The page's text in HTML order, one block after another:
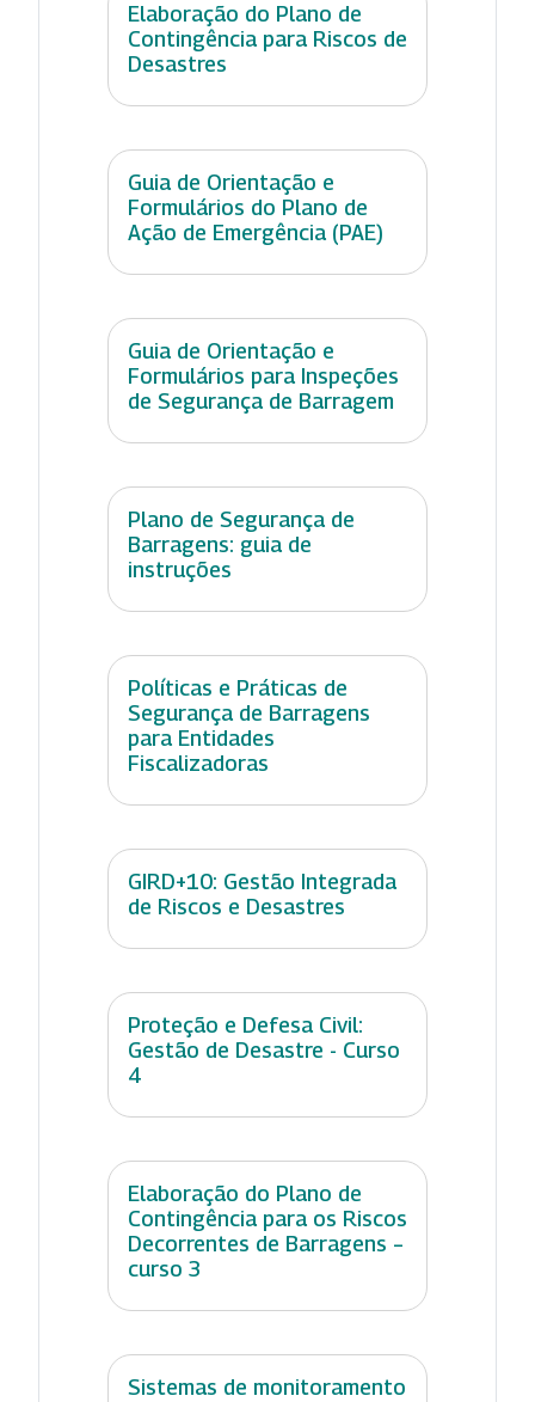
Elaboração do Plano de
Contingência para Riscos de
Desastres
Guia de Orientação e
Formulários do Plano de
Ação de Emergência (PAE)
Guia de Orientação e
Formulários para Inspeções
de Segurança de Barragem
Plano de Segurança de
Barragens: guia de
instruções
Políticas e Práticas de
Segurança de Barragens
para Entidades
Fiscalizadoras
GIRD+10: Gestão Integrada
de Riscos e Desastres
Proteção e Defesa Civil:
Gestão de Desastre - Curso
4
Elaboração do Plano de
Contingência para os Riscos
Decorrentes de Barragens –
curso 3
Sistemas de monitoramento